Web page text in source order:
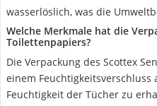
wasserlöslich, was die
Welche Merkmale hat die
Toilettenpapiers?
Die Verpackung des Scottex
einem
Feuchtigkeit der Tücher zu